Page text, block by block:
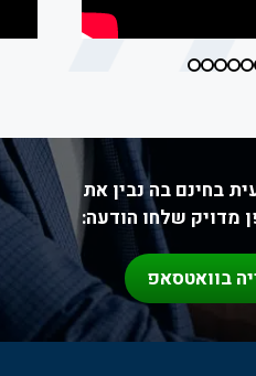
בחינם בה נבין את
מדויק שלחו הודעה:
בוואטסאפ